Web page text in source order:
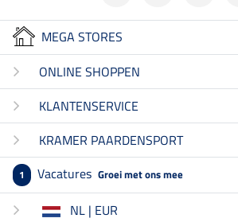
MEGA STORES
ONLINE SHOPPEN
KLANTENSERVICE
KRAMER PAARDENSPORT
1 Vacatures Groei met ons mee
NL | EUR